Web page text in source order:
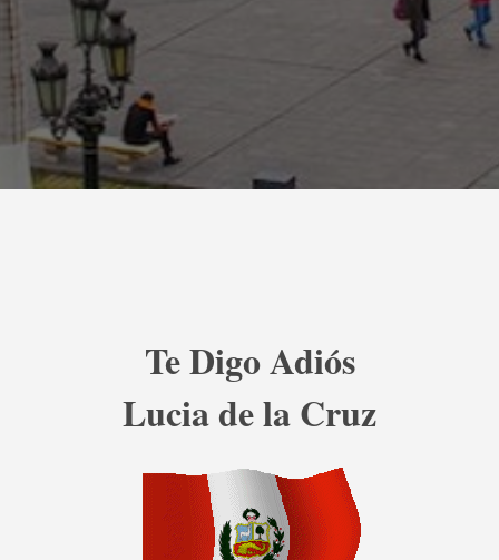
Te Digo Adiós
Lucia de la Cruz